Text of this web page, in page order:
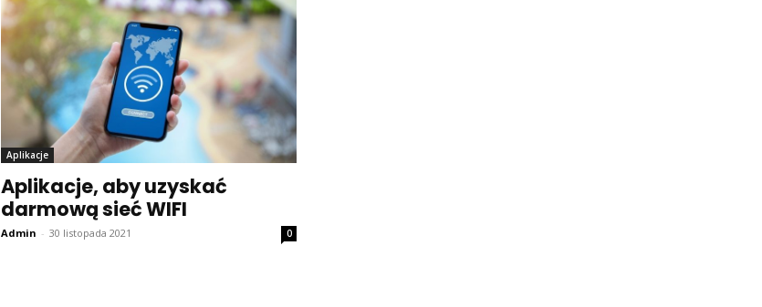
Aplikacje
Aplikacje, aby uzyskać
darmową sieć WIFI
Admin - 30 listopada 2021 0